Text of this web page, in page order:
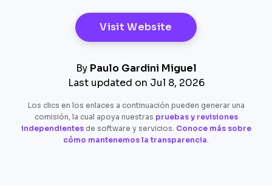
Visit Website Opens New
By Paulo Gardini Miguel
Last updated on Jul 8, 2026
Los clics en los enlaces a continuación pueden generar una
comisión, la cual apoya nuestras pruebas y revisiones
independientesde software y servicios. Conoce más sobre
cómo mantenemos la transparencia.